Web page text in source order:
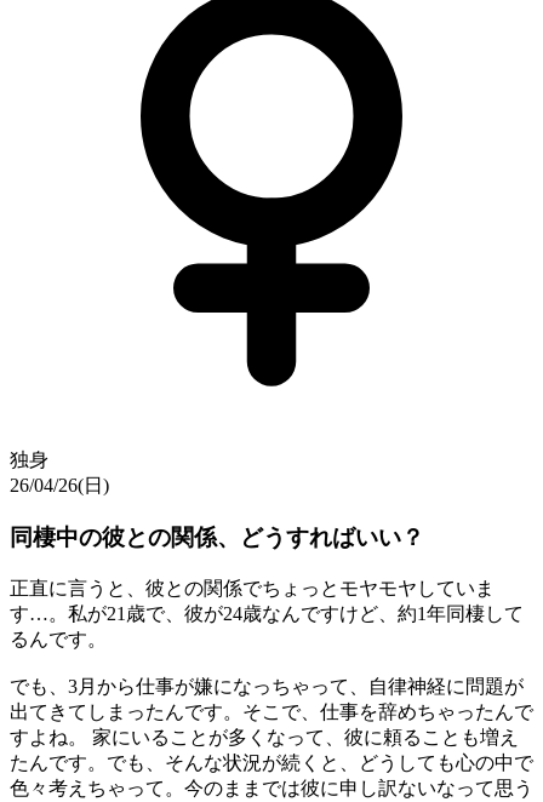
独身
26/04/26(日)
同棲中の彼との関係、どうすればいい？
正直に言うと、彼との関係でちょっとモヤモヤしていま
す…。私が21歳で、彼が24歳なんですけど、約1年同棲して
るんです。
でも、3月から仕事が嫌になっちゃって、自律神経に問題が
出てきてしまったんです。そこで、仕事を辞めちゃったんで
すよね。 家にいることが多くなって、彼に頼ることも増え
たんです。でも、そんな状況が続くと、どうしても心の中で
色々考えちゃって。今のままでは彼に申し訳ないなって思う